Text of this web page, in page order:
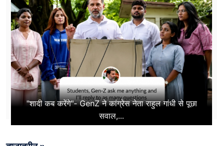
"शादी कब करेंगे"- GenZ ने कांग्रेस नेता राहुल गांधी से पूछा
सवाल,...